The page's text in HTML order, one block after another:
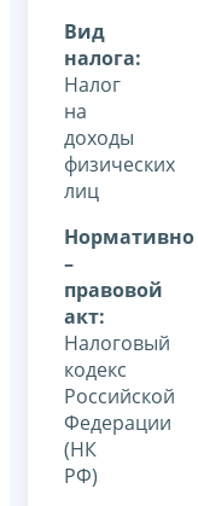
Вид
налога:
Налог
на
доходы
физических
лиц
Нормативно
–
правовой
акт:
Налоговый
кодекс
Российской
Федерации
(НК
РФ)